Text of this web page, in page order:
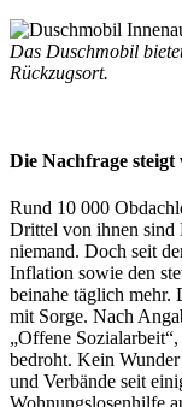
Das Duschmobil
Rückzugsort.
Die Nachfrage steigt
Rund 10 000
Drittel von ihnen sind
niemand. Doch seit
Inflation sowie den
beinahe täglich mehr.
mit Sorge. Nach
„Offene
bedroht. Kein
und Verbände seit